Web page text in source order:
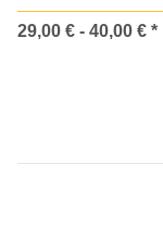
Autoflower
29,00 € - 40,00 € *